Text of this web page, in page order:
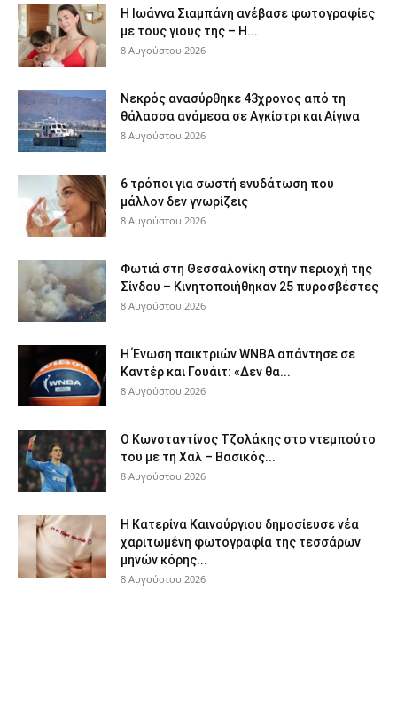
H Ιωάννα Σιαμπάνη ανέβασε φωτογραφίες
με τους γιους της – Η...
8 Αυγούστου 2026
Νεκρός ανασύρθηκε 43χρονος από τη
θάλασσα ανάμεσα σε Αγκίστρι και Αίγινα
8 Αυγούστου 2026
6 τρόποι για σωστή ενυδάτωση που
μάλλον δεν γνωρίζεις
8 Αυγούστου 2026
Φωτιά στη Θεσσαλονίκη στην περιοχή της
Σίνδου – Κινητοποιήθηκαν 25 πυροσβέστες
8 Αυγούστου 2026
Η Ένωση παικτριών WNBA απάντησε σε
Καντέρ και Γουάιτ: «Δεν θα...
8 Αυγούστου 2026
Ο Κωνσταντίνος Τζολάκης στο ντεμπούτο
του με τη Χαλ – Βασικός...
8 Αυγούστου 2026
Η Κατερίνα Καινούργιου δημοσίευσε νέα
χαριτωμένη φωτογραφία της τεσσάρων
μηνών κόρης...
8 Αυγούστου 2026